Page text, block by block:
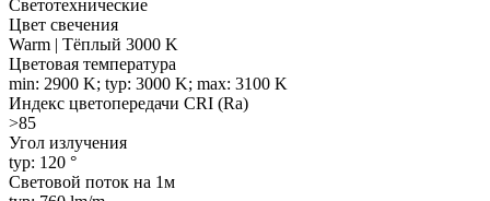
Светотехнические
Цвет свечения
Warm | Тёплый 3000 K
Цветовая температура
min: 2900 K; typ: 3000 K; max: 3100 K
Индекс цветопередачи CRI (Ra)
>85
Угол излучения
typ: 120 °
Световой поток на 1м